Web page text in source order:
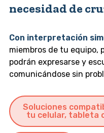
necesidad de
Con interpretación
miembros de tu equipo,
podrán expresarse y
comunicándose sin
Soluciones
tu celular, tableta